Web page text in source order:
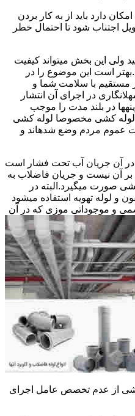
دارد باید از به کار بردن
اجتناب شود تا احتمال خطر
ولی این بخش میتواند کیفیت
است این موضوع را در
مستقیم با سلامت شما و
در اجرای آن انتشار
در بلند مدت را موجب
لوله کشی مخصوصا لوله کشی
عموم مردم وضع شدهاند و
آن جریان آب تحت فشار است
آن نیست و جریان فاضلاب به
صورت میگیرد.البته در
و لوله تهویه استفاده میشود
و موجوداتی موزی که در آن
ناشی از عدم تخصص عامل اجرای